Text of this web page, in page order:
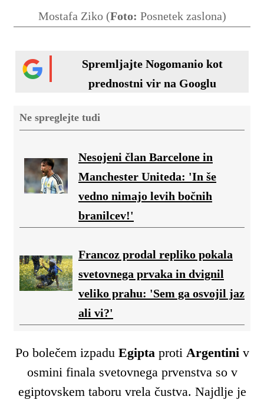
Mostafa Ziko (Foto: Posnetek zaslona)
Spremljajte Nogomanio kot
prednostni vir na Googlu
Ne spreglejte tudi
Nesojeni član Barcelone in
Manchester Uniteda: 'In še
vedno nimajo levih bočnih
branilcev!'
Francoz prodal repliko pokala
svetovnega prvaka in dvignil
veliko prahu: 'Sem ga osvojil jaz
ali vi?'
Po bolečem izpadu Egiptaproti Argentiniv
osmini finala svetovnega prvenstva so v
egiptovskem taboru vrela čustva. Najdlje je